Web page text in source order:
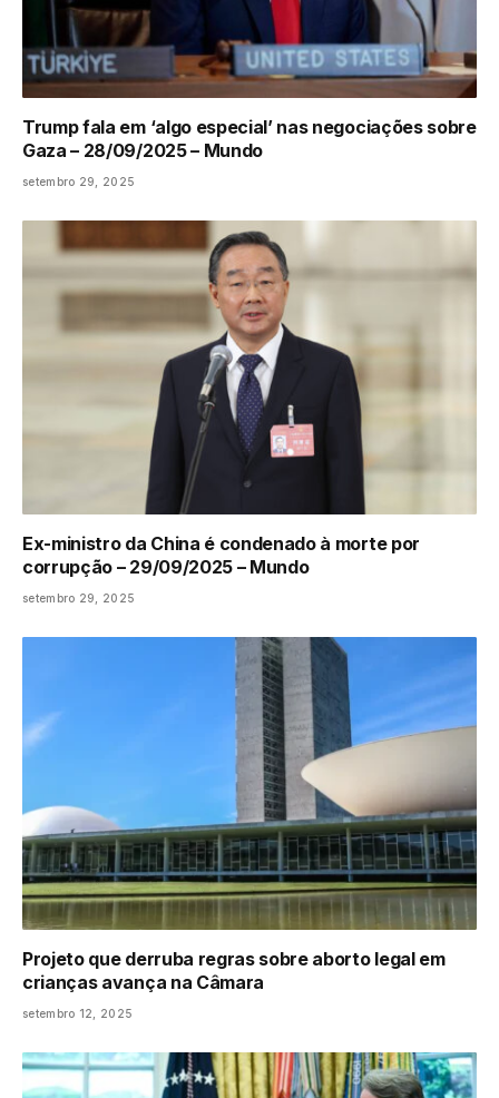
Trump fala em ‘algo especial’ nas negociações sobre
Gaza – 28/09/2025 – Mundo
setembro 29, 2025
Ex-ministro da China é condenado à morte por
corrupção – 29/09/2025 – Mundo
setembro 29, 2025
Projeto que derruba regras sobre aborto legal em
crianças avança na Câmara
setembro 12, 2025